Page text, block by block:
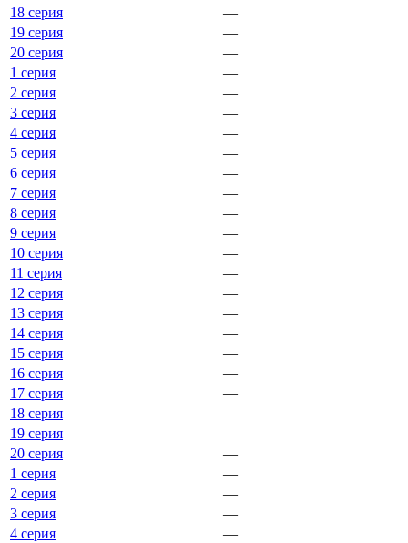
18 серия
—
19 серия
—
20 серия
—
1 серия
—
2 серия
—
3 серия
—
4 серия
—
5 серия
—
6 серия
—
7 серия
—
8 серия
—
9 серия
—
10 серия
—
11 серия
—
12 серия
—
13 серия
—
14 серия
—
15 серия
—
16 серия
—
17 серия
—
18 серия
—
19 серия
—
20 серия
—
1 серия
—
2 серия
—
3 серия
—
4 серия
—